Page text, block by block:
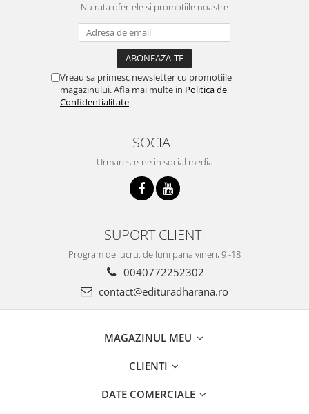
Nu rata ofertele si promotiile noastre
Vreau sa primesc newsletter cu promotiile
magazinului. Afla mai multe in Politica de
Confidentialitate
SOCIAL
Urmareste-ne in social media
SUPORT CLIENTI
Program de lucru: de luni pana vineri, 9 -18
0040772252302
contact@edituradharana.ro
MAGAZINUL MEU
CLIENTI
DATE COMERCIALE